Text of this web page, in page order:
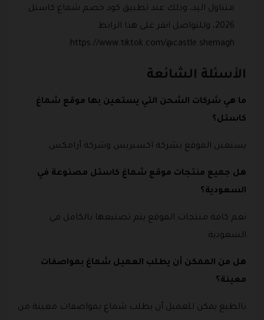
متناول اليد، وذلك عند تطبيق كود خصم شماغ كاستل
2026، وللتواصل انقر على هذا الرابط
https://www.tiktok.com/@castle.shemagh.
الأسئلة الشائعة
ما هي شركات الشحن التي يستعين بها موقع شماغ
كاستل؟
يستعين الموقع بشركة اكسبريس وشركة أرامكس.
هل جميع منتجات موقع شماغ كاستل مصنوعة في
السعودية؟
نعم كافة منتجات الموقع يتم تصنيعها بالكامل في
السعودية.
هل من الممكن أن يطلب العميل شماغ بمواصفات
معينة؟
بالطبع يمكن للعميل أن يطلب شماغ بمواصفات معينة من